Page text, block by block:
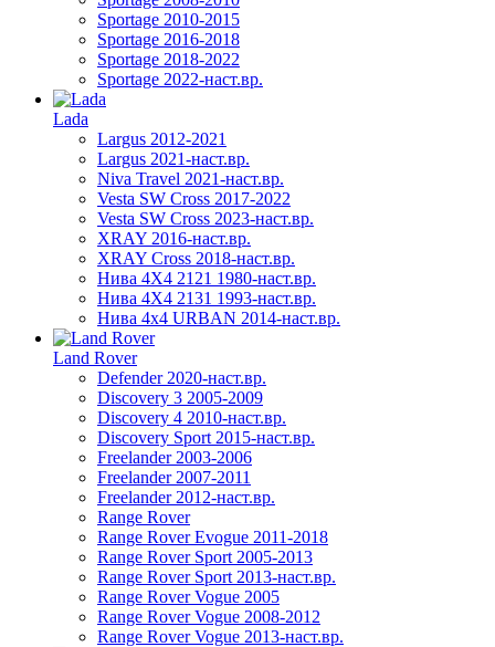
Sportage 2010-2015
Sportage 2016-2018
Sportage 2018-2022
Sportage 2022-наст.вр.
Lada
Largus 2012-2021
Largus 2021-наст.вр.
Niva Travel 2021-наст.вр.
Vesta SW Cross 2017-2022
Vesta SW Cross 2023-наст.вр.
XRAY 2016-наст.вр.
XRAY Cross 2018-наст.вр.
Нива 4X4 2121 1980-наст.вр.
Нива 4X4 2131 1993-наст.вр.
Нива 4х4 URBAN 2014-наст.вр.
Land Rover
Defender 2020-наст.вр.
Discovery 3 2005-2009
Discovery 4 2010-наст.вр.
Discovery Sport 2015-наст.вр.
Freelander 2003-2006
Freelander 2007-2011
Freelander 2012-наст.вр.
Range Rover
Range Rover Evogue 2011-2018
Range Rover Sport 2005-2013
Range Rover Sport 2013-наст.вр.
Range Rover Vogue 2005
Range Rover Vogue 2008-2012
Range Rover Vogue 2013-наст.вр.